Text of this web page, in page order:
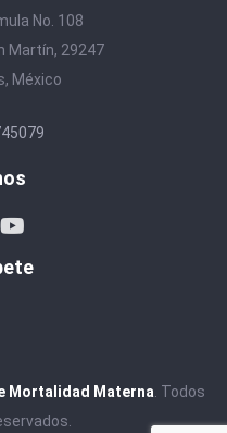
No. 108
Martín, 29247
México
Mortalidad Materna . Todos